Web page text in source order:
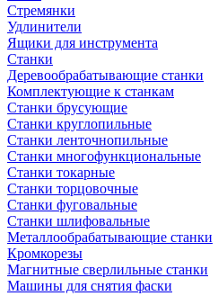
Стремянки
Удлинители
Ящики для инструмента
Станки
Деревообрабатывающие станки
Комплектующие к станкам
Станки брусующие
Станки круглопильные
Станки ленточнопильные
Станки многофункциональные
Станки токарные
Станки торцовочные
Станки фуговальные
Станки шлифовальные
Металлообрабатывающие станки
Кромкорезы
Магнитные сверлильные станки
Машины для снятия фаски